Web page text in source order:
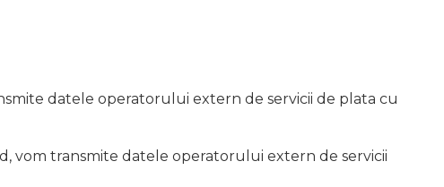
datele operatorului extern de servicii de plata cu
vom transmite datele operatorului extern de servicii